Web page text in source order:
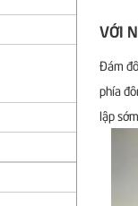
VỚI
Đám
phía
lập